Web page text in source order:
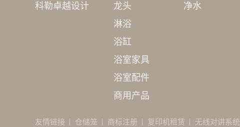
科勒卓越设计
龙头
淋浴
浴缸
浴室家具
浴室配件
商用产品
净水
友情链接 仓储笼 商标注册 复印机租赁 无线对讲系统